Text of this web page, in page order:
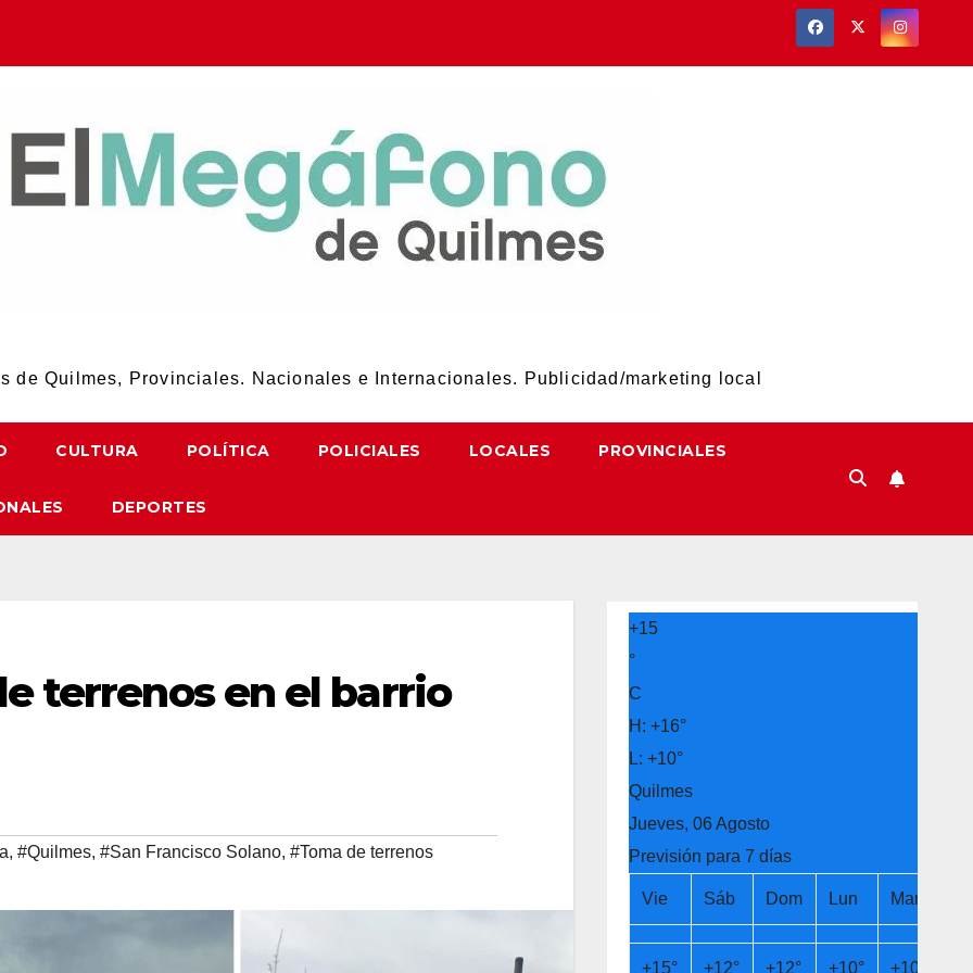
de Quilmes, Provinciales. Nacionales e Internacionales. Publicidad/marketing local
CULTURA POLÍTICA POLICIALES LOCALES PROVINCIALES
DEPORTES
terrenos en el barrio
, #Quilmes, #San Francisco Solano, #Toma de terrenos
+15
°
C
H: +16°
L: +10°
Quilmes
Jueves, 06 Agosto
Previsión para 7 días
Vie Sáb Dom Lun Mar
+15° +12° +12° +10° +10°